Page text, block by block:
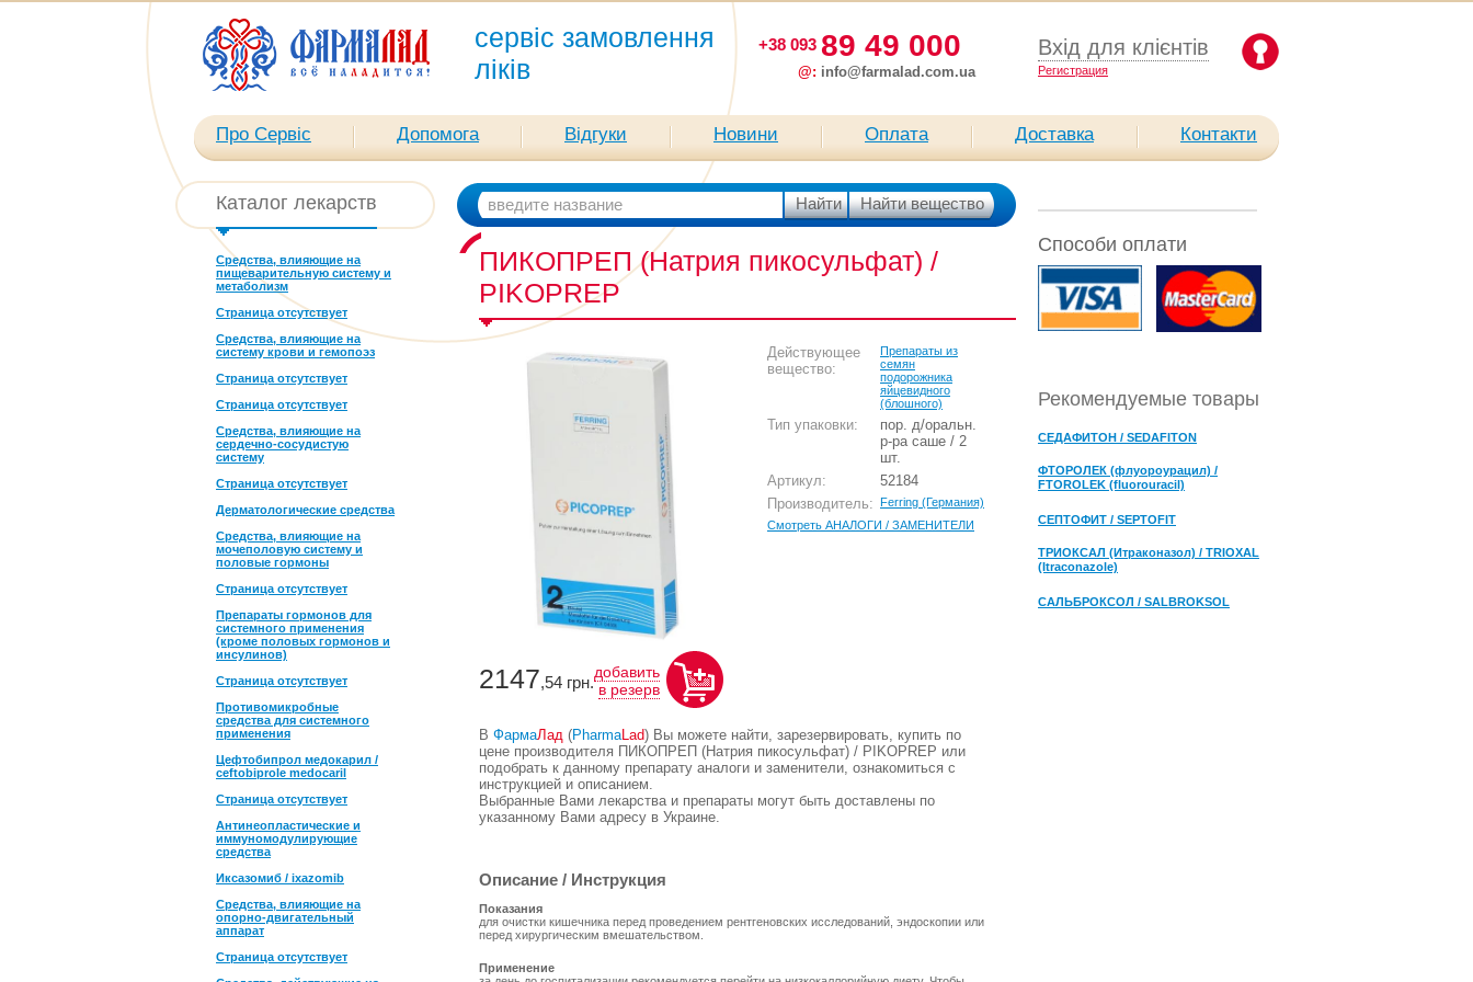
сервіс замовлення
ліків
+38 093 89 49 000
@: info@farmalad.com.ua
Вхід для клієнтів
Pегистрация
Про Сервіс Допомога Відгуки Новини Оплата Доставка Контакти
Каталог лекарств
Средства, влияющие на
пищеварительную систему и
метаболизм
Страница отсутствует
Средства, влияющие на
систему крови и гемопоэз
Страница отсутствует
Страница отсутствует
Средства, влияющие на
сердечно-сосудистую
систему
Страница отсутствует
Дерматологические средства
Средства, влияющие на
мочеполовую систему и
половые гормоны
Страница отсутствует
Препараты гормонов для
системного применения
(кроме половых гормонов и
инсулинов)
Страница отсутствует
Противомикробные
средства для системного
применения
Цефтобипрол медокарил /
ceftobiprole medocaril
Страница отсутствует
Антинеопластические и
иммуномодулирующие
средства
Иксазомиб / ixazomib
Средства, влияющие на
опорно-двигательный
аппарат
Страница отсутствует
ПИКОПРЕП (Натрия пикосульфат) /
PIKOPREP
2147,54 грн.
добавить
в резерв
Действующее
вещество:
Препараты из
семян
подорожника
яйцевидного
(блошного)
Тип упаковки:
пор. д/оральн.
р-ра саше / 2
шт.
Артикул:
52184
Производитель: Ferring (Германия)
Смотреть АНАЛОГИ / ЗАМЕНИТЕЛИ
В ФармаЛад (PharmaLad) Вы можете найти, зарезервировать, купить по
цене производителя ПИКОПРЕП (Натрия пикосульфат) / PIKOPREP или
подобрать к данному препарату аналоги и заменители, ознакомиться с
инструкцией и описанием.
Выбранные Вами лекарства и препараты могут быть доставлены по
указанному Вами адресу в Украине.
Описание / Инструкция
Показания
для очистки кишечника перед проведением рентгеновских исследований, эндоскопии или
перед хирургическим вмешательством.
Применение
Способи оплати
Рекомендуемые товары
СЕДАФИТОН / SEDAFITON
ФТОРОЛЕК (флуороурацил) /
FTOROLEK (fluorouracil)
СЕПТОФИТ / SEPTOFIT
ТРИОКСАЛ (Итраконазол) / TRIOXAL
(Itraconazole)
САЛЬБРОКСОЛ / SALBROKSOL